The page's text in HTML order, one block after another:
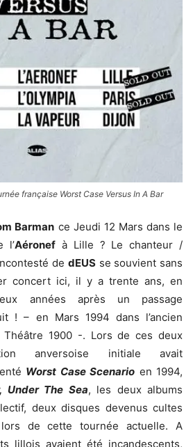
française Worst Case Versus In A Bar
Barman ce Jeudi 12 Mars dans le
l’Aéronef à Lille ? Le chanteur /
de dEUSse souvient sans
concert ici, il y a trente ans, en
années après un passage
! – en Mars 1994 dans l’ancien
1900 -. Lors de ces deux
anversoise initiale avait
Worst Case Scenario en 1994,
Under The Sea, les deux albums
deux disques devenus cultes
de cette tournée actuelle. A
lillois avaient été incandescents,